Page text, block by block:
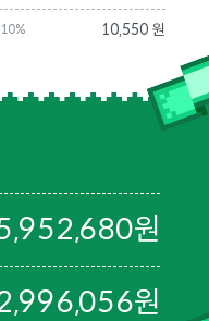
10,550 원
원
원